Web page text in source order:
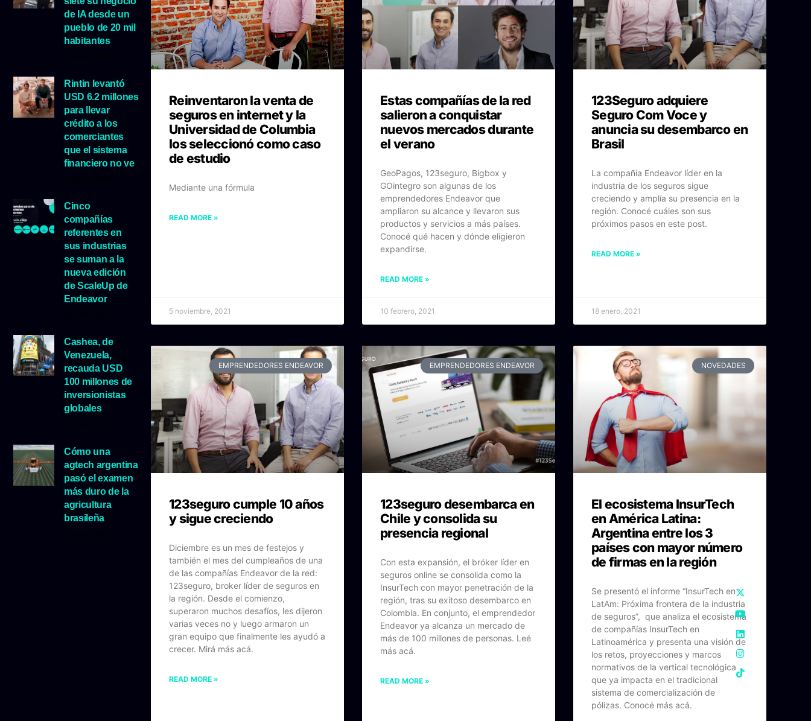
de IA desde un
pueblo de 20 mil
habitantes
Rintin levantó
USD 6.2 millones
para llevar
crédito a los
comerciantes
que el sistema
financiero no ve
Cinco
compañías
referentes en
sus industrias
se suman a la
nueva edición
de ScaleUp de
Endeavor
Cashea, de
Venezuela,
recauda USD
100 millones de
inversionistas
globales
Cómo una
agtech argentina
pasó el examen
más duro de la
agricultura
brasileña
Reinventaron la venta de
seguros en internet y la
Universidad de Columbia
los seleccionó como caso
de estudio
Mediante una fórmula
READ MORE »
5 noviembre, 2021
Estas compañías de la red
salieron a conquistar
nuevos mercados durante
el verano
GeoPagos, 123seguro, Bigbox y
GOintegro son algunas de los
emprendedores Endeavor que
ampliaron su alcance y llevaron sus
productos y servicios a más países.
Conocé qué hacen y dónde eligieron
expandirse.
READ MORE »
10 febrero, 2021
123Seguro adquiere
Seguro Com Voce y
anuncia su desembarco en
Brasil
La compañía Endeavor líder en la
industria de los seguros sigue
creciendo y amplía su presencia en la
región. Conocé cuáles son sus
próximos pasos en este post.
READ MORE »
18 enero, 2021
EMPRENDEDORES ENDEAVOR
123seguro cumple 10 años
y sigue creciendo
Diciembre es un mes de festejos y
también el mes del cumpleaños de una
de las compañías Endeavor de la red:
123seguro, broker líder de seguros en
la región. Desde el comienzo,
superaron muchos desafíos, les dijeron
varias veces no y luego armaron un
gran equipo que finalmente les ayudó a
crecer. Mirá más acá.
READ MORE »
EMPRENDEDORES ENDEAVOR
123seguro desembarca en
Chile y consolida su
presencia regional
Con esta expansión, el bróker líder en
seguros online se consolida como la
InsurTech con mayor penetración de la
región, tras su exitoso desembarco en
Colombia. En conjunto, el emprendedor
Endeavor ya alcanza un mercado de
más de 100 millones de personas. Leé
más acá.
READ MORE »
NOVEDADES
El ecosistema InsurTech
en América Latina:
Argentina entre los 3
países con mayor número
de firmas en la región
Se presentó el informe “InsurTech en
LatAm: Próxima frontera de la industria
de seguros”, que analiza el ecosistema
de compañías InsurTech en
Latinoamérica y presenta una visión de
los retos, proyecciones y marcos
normativos de la vertical tecnológica
que ya impacta en el tradicional
sistema de comercialización de
pólizas. Conocé más acá.